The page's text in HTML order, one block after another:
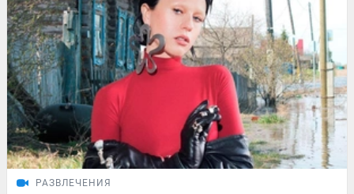
РАЗВЛЕЧЕНИЯ